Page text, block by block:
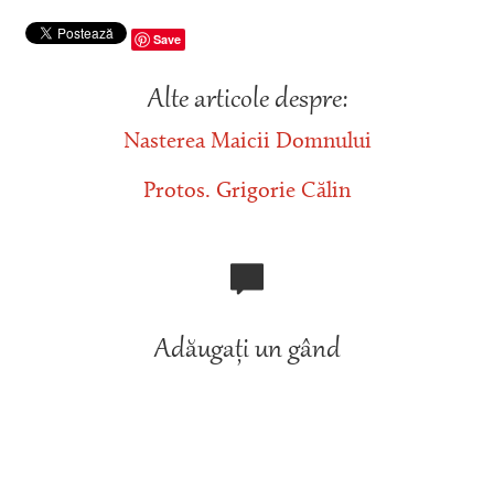
Save
Alte articole despre:
Nasterea Maicii Domnului
Protos. Grigorie Călin
Adăugați un gând